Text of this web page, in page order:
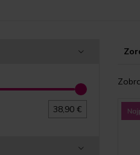
38,90 €